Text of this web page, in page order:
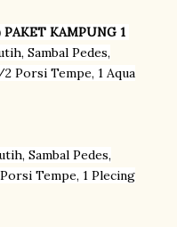
KAMPUNG 1
Sambal Pedes,
2 Porsi Tempe, 1 Aqua
Sambal Pedes,
Tempe, 1 Plecing